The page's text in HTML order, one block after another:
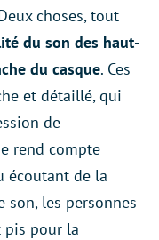
choses, tout
du son des haut-
du casque. Ces
et détaillé, qui
de
rend compte
écoutant de la
son, les personnes
pis pour la